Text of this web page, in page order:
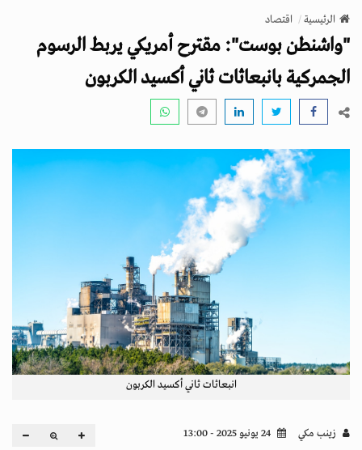
v
i
g
a
n
الرئيسية اقتصاد
"واشنطن بوست": مقترح أمريكي يربط الرسوم
الجمركية بانبعاثات ثاني أكسيد الكربون
انبعاثات ثاني أكسيد الكربون
زينب مكي